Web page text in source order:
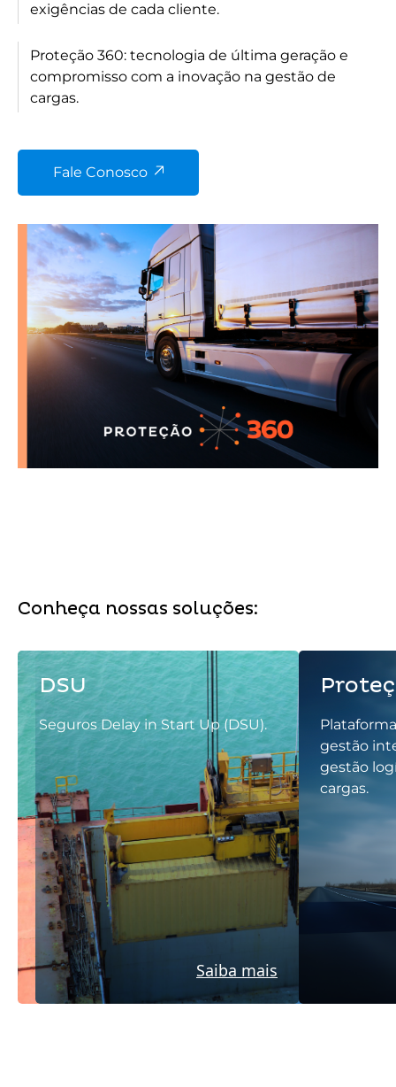
exigências de cada cliente.
Proteção 360: tecnologia de última geração e
compromisso com a inovação na gestão de
cargas.
Fale Conosco
Conheça nossas soluções:
DSU
Seguros Delay in Start Up (DSU).
Saiba mais
gestão
gestão
cargas.